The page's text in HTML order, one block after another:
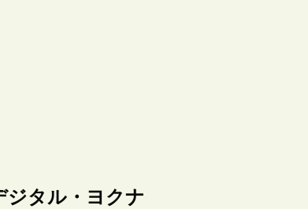
ジタル・ヨクナ